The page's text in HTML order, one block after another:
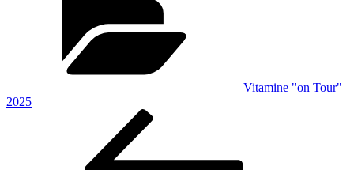
Vitamine "on Tour"
2025
Beitragsnavigation